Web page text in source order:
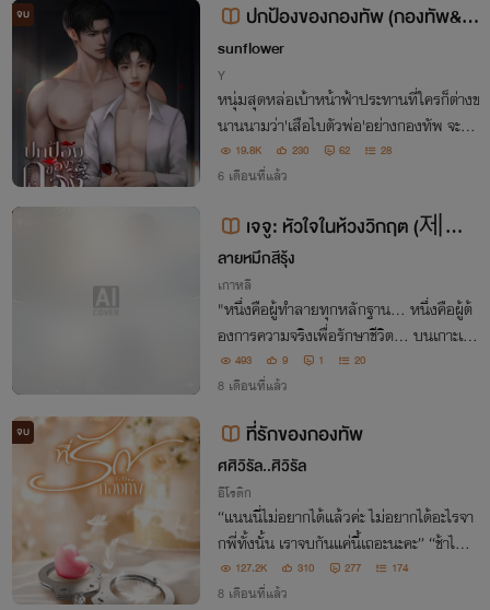
อนแผ่นดิน
จบ
ปกป้องของกองทัพ (กองทัพ&ป
กป้อง)
sunflower
Y
หนุ่มสุดหล่อเบ้าหน้าฟ้าประทานที่ใครก็ต่างข
นานนามว่า'เสือไบตัวพ่อ'อย่างกองทัพ จะทำ
อย่างไรเมื่อถูกแม่มัดมือชกให้น้องนอกไส้มา
อยู่ด้วย คนเจ้าชู้กินเงียบฟาดเรียบจะอดชิมน้
19.8K 230 62 28
6 เดือนที่แล้ว
เจจู: หัวใจในห้วงวิกฤต (제주:
위기의 심장) [Ebook]
ลายหมึกสีรุ้ง
เกาหลี
"หนึ่งคือผู้ทำลายทุกหลักฐาน... หนึ่งคือผู้ต้
องการความจริงเพื่อรักษาชีวิต... บนเกาะเจจู
หัวใจของพวกเขาอยู่ห่างกันแค่เพียงชนวนระ
เบิด"
493 9 1 20
8 เดือนที่แล้ว
จบ ที่รักของกองทัพ
ศศิวิรัล..ศิวิรัล
อีโรติก
“แนนนี่ไม่อยากได้แล้วค่ะ ไม่อยากได้อะไรจา
กพี่ทั้งนั้น เราจบกันแค่นี้เถอะนะคะ” “ช้าไปแ
ล้วอีหนู เพราะตอนนี้พี่อยากได้และไม่จบ เผื่
อไม่รู้พี่จะบอก” “แนนนี่เป็นของพี่ ที่รักของ
127.2K 310 277 174
8 เดือนที่แล้ว